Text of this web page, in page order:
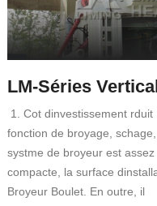
LM-Séries
1. Cot dinvestissement
fonction de broyage,
systme de broyeur est
compacte, la surface
Broyeur Boulet. En outre, il